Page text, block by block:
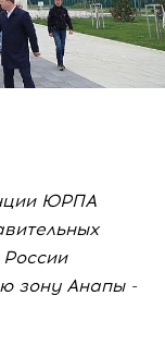
ЮРПА
зону Анапы -